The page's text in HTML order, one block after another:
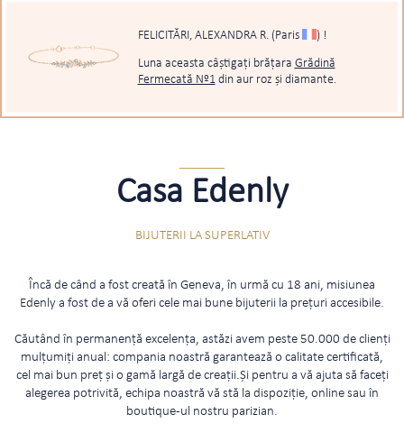
FELICITĂRI, ALEXANDRA R. (Paris )!
Luna aceasta câștigați brățara Grădină
Fermecată Nº1din aur roz și diamante.
Casa Edenly
BIJUTERII LA SUPERLATIV
Încă de când a fost creată în Geneva, în urmă cu 18 ani, misiunea
Edenly a fost de a vă oferi cele mai bune bijuterii la prețuri accesibile.
Căutând în permanență excelența, astăzi avem peste 50.000 de clienți
mulțumiți anual: compania noastră garantează o calitate certificată,
cel mai bun preț și o gamă largă de creații.Și pentru a vă ajuta să faceți
alegerea potrivită, echipa noastră vă stă la dispoziție, online sau în
boutique-ul nostru parizian.